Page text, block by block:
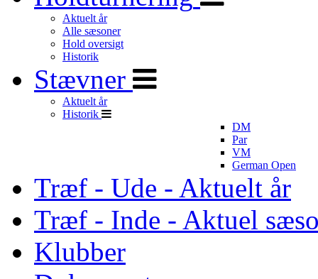
Aktuelt år
Alle sæsoner
Hold oversigt
Historik
Stævner
Aktuelt år
Historik
DM
Par
VM
German Open
Træf - Ude - Aktuelt år
Træf - Inde - Aktuel
Klubber